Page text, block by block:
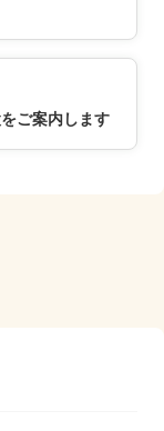
ご案内します